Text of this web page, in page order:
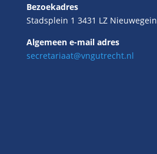
Bezoekadres
Stadsplein 1 3431 LZ Nieuwegein
Algemeen e-mail adres
secretariaat@vngutrecht.nl